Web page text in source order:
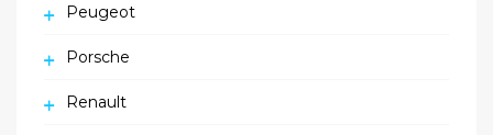
Peugeot
Porsche
Renault